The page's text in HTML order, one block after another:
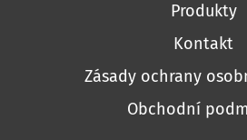
Produkty
Kontakt
Zásady ochrany
Obchodní